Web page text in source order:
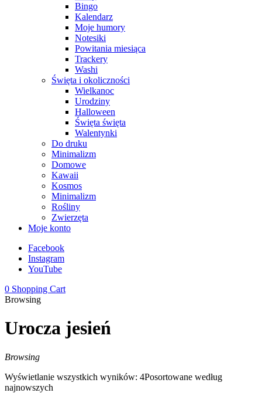
Bingo
Kalendarz
Moje humory
Notesiki
Powitania miesiąca
Trackery
Washi
Święta i okoliczności
Wielkanoc
Urodziny
Halloween
Święta święta
Walentynki
Do druku
Minimalizm
Domowe
Kawaii
Kosmos
Minimalizm
Rośliny
Zwierzęta
Moje konto
Facebook
Instagram
YouTube
0 Shopping Cart
Browsing
Urocza jesień
Browsing
Wyświetlanie wszystkich wyników: 4Posortowane według
najnowszych